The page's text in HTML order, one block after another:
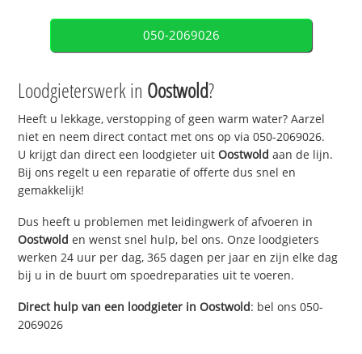
050-2069026
Loodgieterswerk in Oostwold?
Heeft u lekkage, verstopping of geen warm water? Aarzel
niet en neem direct contact met ons op via 050-2069026.
U krijgt dan direct een loodgieter uitOostwold aan de lijn.
Bij ons regelt u een reparatie of offerte dus snel en
gemakkelijk!
Dus heeft u problemen met leidingwerk of afvoeren in
Oostwold en wenst snel hulp, bel ons. Onze loodgieters
werken 24 uur per dag, 365 dagen per jaar en zijn elke dag
bij u in de buurt om spoedreparaties uit te voeren.
Direct hulp van een loodgieter inOostwold: bel ons 050-
2069026